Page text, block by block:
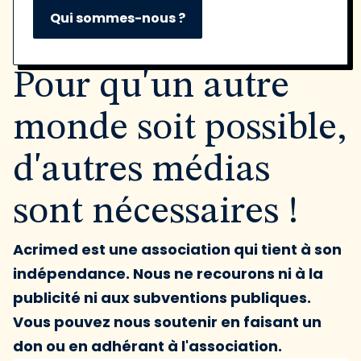
Qui sommes-nous ?
Pour qu'un autre
monde soit possible,
d'autres médias
sont nécessaires !
Acrimed est une association qui tient à son
indépendance. Nous ne recourons ni à la
publicité ni aux subventions publiques.
Vous pouvez nous soutenir en faisant un
don ou en adhérant à l'association.